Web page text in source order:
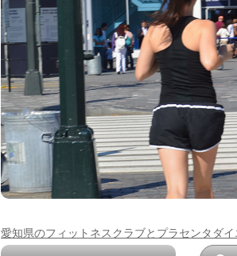
愛知県のフィットネスクラブとプラセンタダ